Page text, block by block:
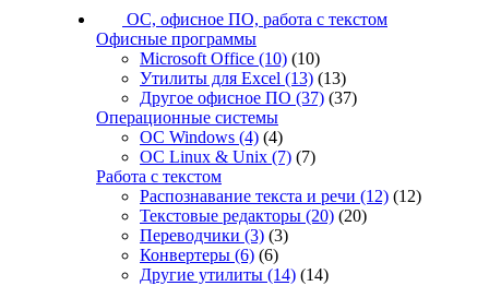
ОС, офисное ПО, работа с текстом
Офисные программы
Microsoft Office (10) (10)
Утилиты для Excel (13) (13)
Другое офисное ПО (37) (37)
Операционные системы
ОС Windows (4) (4)
ОС Linux & Unix (7) (7)
Работа с текстом
Распознавание текста и речи (12) (12)
Текстовые редакторы (20) (20)
Переводчики (3) (3)
Конвертеры (6) (6)
Другие утилиты (14) (14)